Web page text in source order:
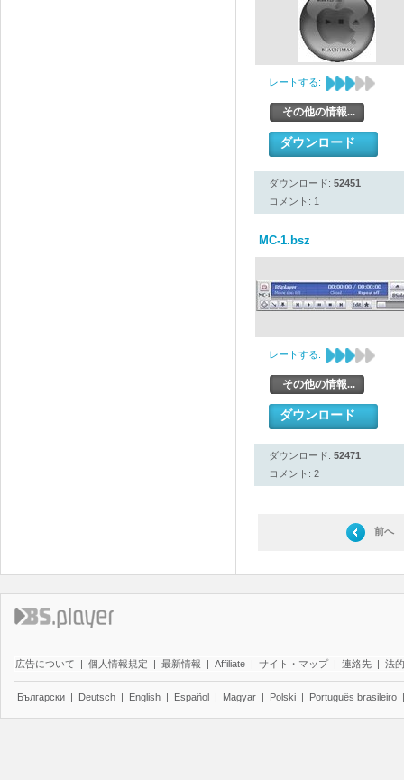
レートする:
その他の情報...
ダウンロード
ダウンロード: 52451
コメント: 1
MC-1.bsz
レートする:
その他の情報...
ダウンロード
ダウンロード: 52471
コメント: 2
前へ
広告について | 個人情報規定 | 最新情報 | Affiliate | サイト・マップ | 連絡先 | 法
Български | Deutsch | English | Español | Magyar | Polski | Português brasileiro